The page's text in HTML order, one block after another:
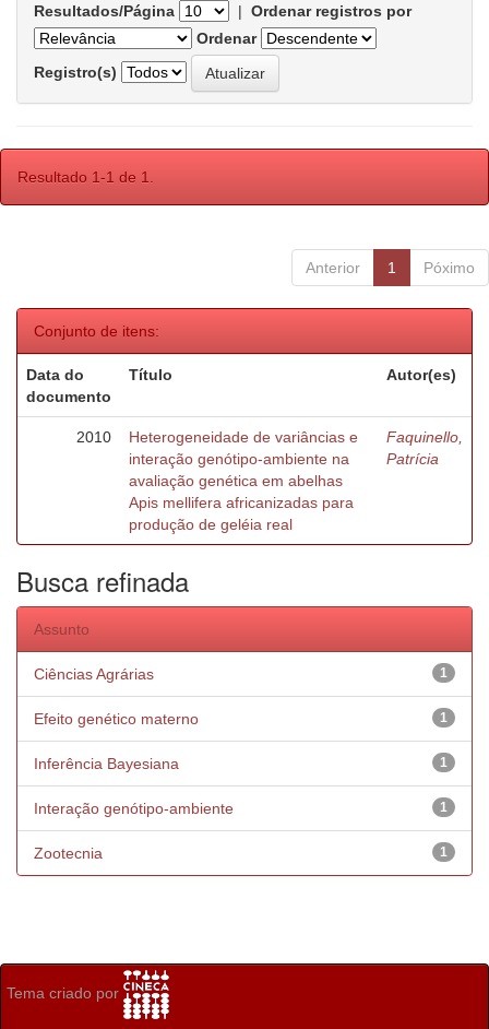
Resultados/Página | Ordenar registros por
Ordenar
Registro(s)
Resultado 1-1 de 1.
Anterior 1 Póximo
Conjunto de itens:
Data do
documento
Título Autor(es)
2010
Heterogeneidade de variâncias e
interação genótipo-ambiente na
avaliação genética em abelhas
Apis mellifera africanizadas para
produção de geléia real
Faquinello,
Patrícia
Busca refinada
Assunto
1
Ciências Agrárias
1
Efeito genético materno
1
Inferência Bayesiana
1
Interação genótipo-ambiente
1
Zootecnia
Tema criado por